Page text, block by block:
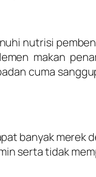
nutrisi
makan
cuma
banyak merek
serta tidak